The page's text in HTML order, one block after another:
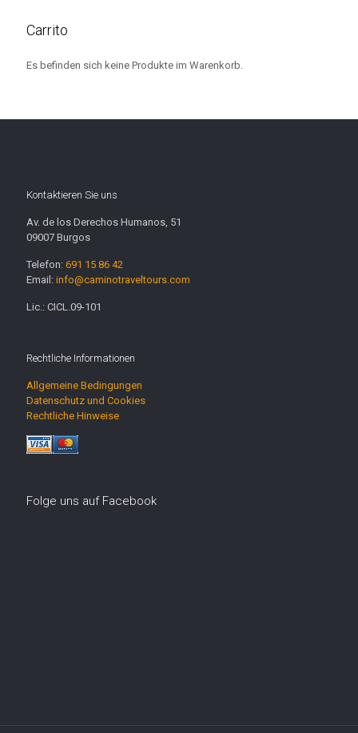
Carrito
Es befinden sich keine Produkte im Warenkorb.
Kontaktieren Sie uns
Av. de los Derechos Humanos, 51
09007 Burgos
Telefon: 691 15 86 42
Email: info@caminotraveltours.com
Lic.: CICL.09-101
Rechtliche Informationen
Allgemeine Bedingungen
Datenschutz und Cookies
Rechtliche Hinweise
Folge uns auf Facebook